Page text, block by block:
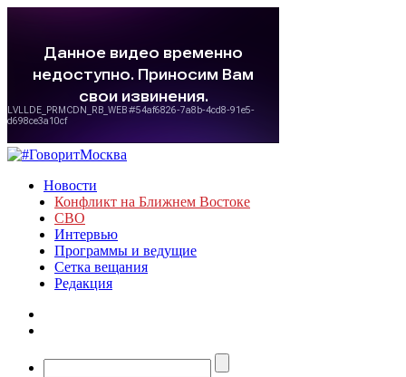
Новости
Конфликт на Ближнем Востоке
СВО
Интервью
Программы и ведущие
Сетка вещания
Редакция